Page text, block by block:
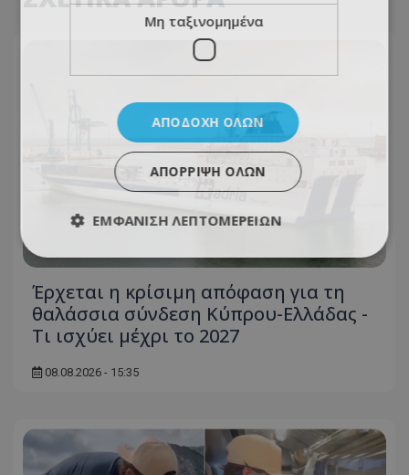
Έρχεται η κρίσιμη απόφαση για τη
θαλάσσια σύνδεση Κύπρου-Ελλάδας -
Τι ισχύει μέχρι το 2027
08.08.2026 - 15:35
Μη ταξινομημένα
ΑΠΟΔΟΧΉ ΌΛΩΝ
ΑΠΌΡΡΙΨΗ ΌΛΩΝ
ΕΜΦΆΝΙΣΗ ΛΕΠΤΟΜΕΡΕΙΏΝ